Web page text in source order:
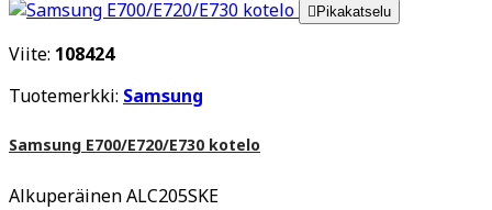
 Pikakatselu
Viite: 108424
Tuotemerkki: Samsung
Samsung E700/E720/E730 kotelo
Alkuperäinen ALC205SKE